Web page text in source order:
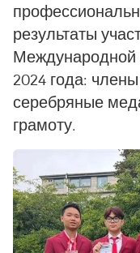
результаты
Международной
2024 года:
серебряные
грамоту.